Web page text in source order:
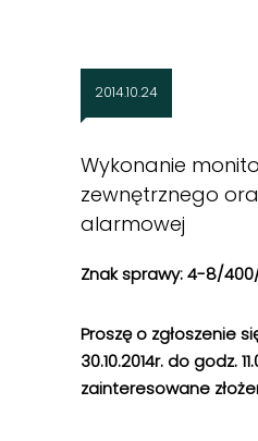
2014.10.24
Wykonanie
zewnętrznego
alarmowej
Znak sprawy: 4-8/
Proszę o zgłoszenie
30.10.2014r. do godz.
zainteresowane